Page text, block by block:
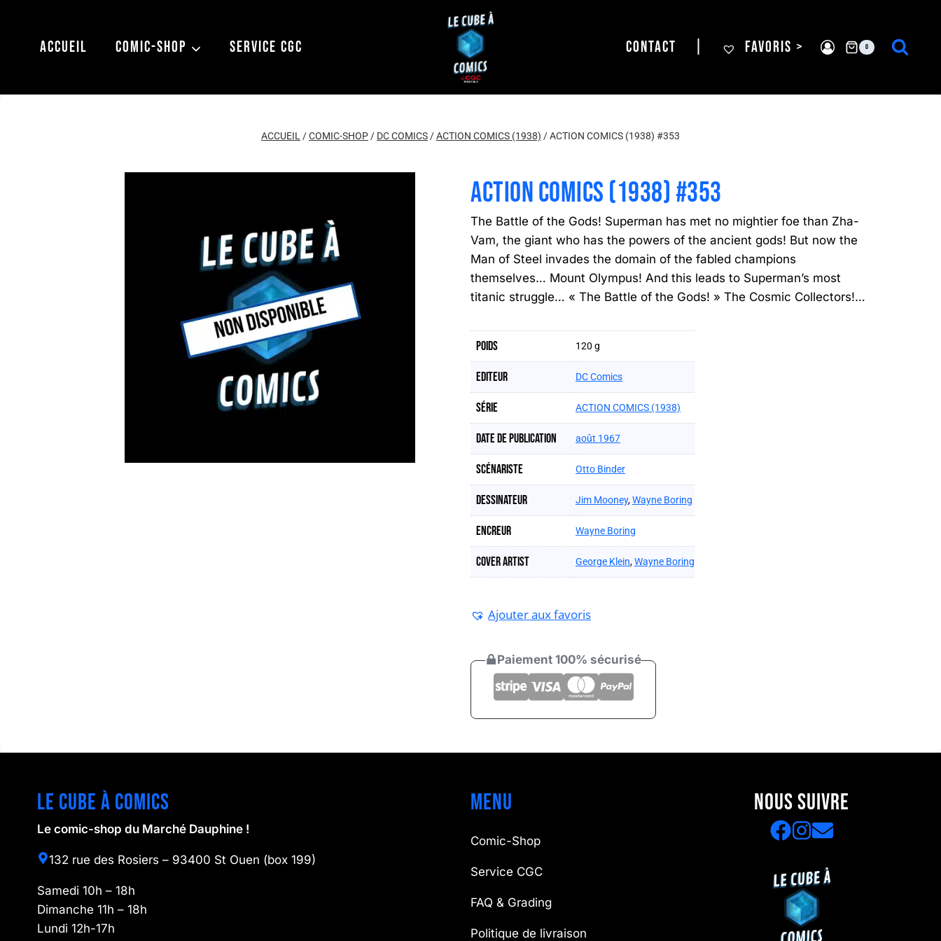
contenuACCUEIL COMIC-SHOP SERVICE CGC CONTACT FAVORIS > 0
ACCUEIL/COMIC-SHOP/ DC COMICS/ACTION COMICS (1938) /ACTION COMICS (1938) #353
ACTION COMICS (1938) #353
The Battle of the Gods! Superman has met no mightier foe than Zha-
Vam, the giant who has the powers of the ancient gods! But now the
Man of Steel invades the domain of the fabled champions
themselves… Mount Olympus! And this leads to Superman’s most
titanic struggle… « The Battle of the Gods! » The Cosmic Collectors!…
Poids 120 g
Editeur DC Comics
Série ACTION COMICS (1938)
Date de publication août 1967
Scénariste Otto Binder
Dessinateur Jim Mooney,Wayne Boring
Encreur Wayne Boring
Cover artist George Klein,Wayne Boring
Ajouter aux favoris
Paiement 100% sécurisé
Le cube à comics
Le comic-shop du Marché Dauphine !
132 rue des Rosiers – 93400 St Ouen (box 199)
Samedi 10h – 18h
Dimanche 11h – 18h
Lundi 12h-17h
Menu
Comic-Shop
Service CGC
FAQ & Grading
Politique de livraison
NOUS SUIVRE